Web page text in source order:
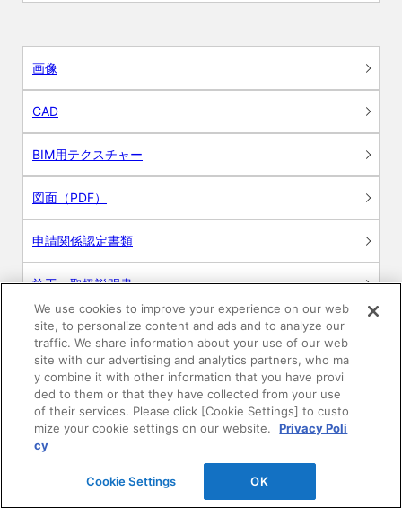
画像
CAD
BIM用テクスチャー
図面（PDF）
申請関係認定書類
施工・取扱説明書
動画
シミュレーションツール
24時間換気システム〈エアスマート〉
簡易設計見積ソフト
R&Dセンター環境測定・分析サービス
We use cookies to improve your experience on our web
site, to personalize content and ads and to analyze our
traffic. We share information about your use of our web
site with our advertising and analytics partners, who ma
y combine it with other information that you have provi
ded to them or that they have collected from your use
of their services. Please click [Cookie Settings] to custo
mize your cookie settings on our website.
Privacy Poli
cy
Cookie Settings OK